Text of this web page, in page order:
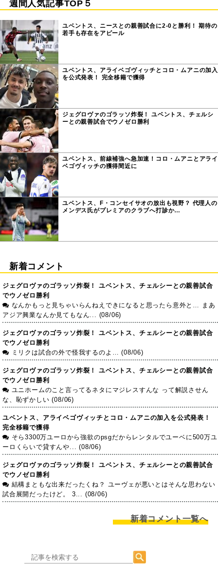
週間人気記事TOP５
ユベントス、ニースとの親善試合に2-0と勝利！ 期待の
若手も存在をアピール
ユベントス、アライベゴヴィッチとコロ・ムアニの加入
を公式発表！ 完全移籍で獲得
ジェグロヴァのゴラッソ炸裂！ ユベントス、チェルシ
ーとの親善試合でウノゼロ勝利
ユベントス、前線補強へ急加速！コロ・ムアニとアライ
ベゴヴィッチの獲得間近に
ユベントス、F・コンセイサオの放出も視野？ 代理人の
メンデス氏がプレミアのクラブへ打診か…
新着コメント
ジェグロヴァのゴラッソ炸裂！ ユベントス、チェルシーとの親善試合
でウノゼロ勝利
なんかもっと見ちゃいらんねえできになると思ったら意外と… まあ
アジア興業なんか見てもなん... (08/06)
ジェグロヴァのゴラッソ炸裂！ ユベントス、チェルシーとの親善試合
でウノゼロ勝利
ミリクは試合の外で怪我するのよ… (08/06)
ジェグロヴァのゴラッソ炸裂！ ユベントス、チェルシーとの親善試合
でウノゼロ勝利
ユニホームのこと言ってるネタにマジレスすんな って解説させん
な、恥ずかしい (08/06)
ユベントス、アライベゴヴィッチとコロ・ムアニの加入を公式発表！
完全移籍で獲得
そら3300万ユーロから強欲のpsgだからレンタルでユーベに500万ユ
ーロくらいで貸すんや... (08/06)
ジェグロヴァのゴラッソ炸裂！ ユベントス、チェルシーとの親善試合
でウノゼロ勝利
結構まともな出来だったくね？ ユーヴェが悪いとはそんな思わない
試合展開だったけど。 3... (08/06)
新着コメント一覧へ